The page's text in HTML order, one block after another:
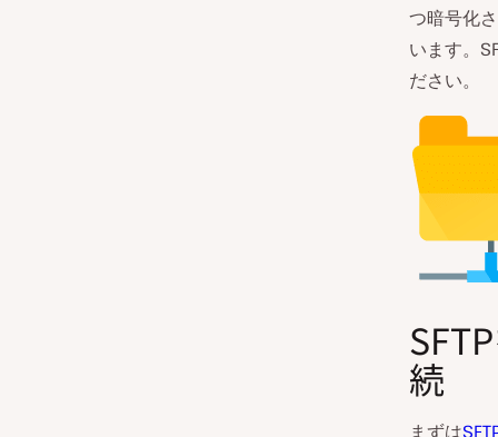
つ暗号化
います。
ださい。
続
まずは